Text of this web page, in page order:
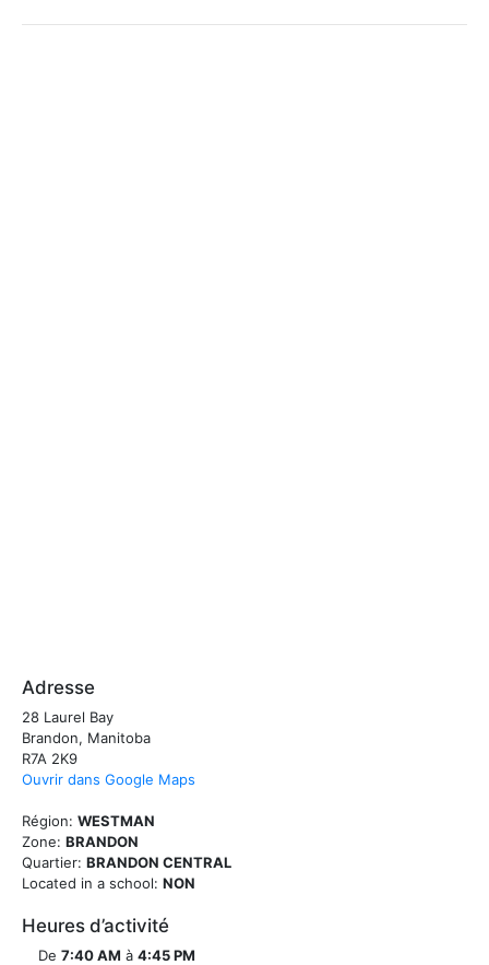
Adresse
28 Laurel Bay
Brandon, Manitoba
R7A 2K9
Ouvrir dans Google Maps
Région: WESTMAN
Zone: BRANDON
Quartier: BRANDON CENTRAL
Located in a school: NON
Heures d’activité
De 7:40 AM à 4:45 PM